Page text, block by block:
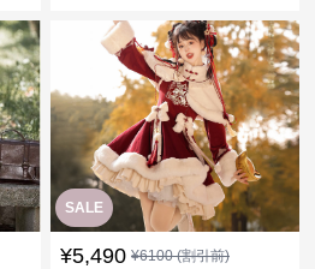
SALE
¥5,490 ¥6100(割引前)